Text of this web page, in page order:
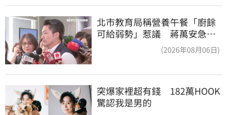
北市教育局稱營養午餐「廚餘
可給弱勢」惹議 蔣萬安急
(2026年08月06日)
突爆家裡超有錢　182萬HOOK
驚認我是男的